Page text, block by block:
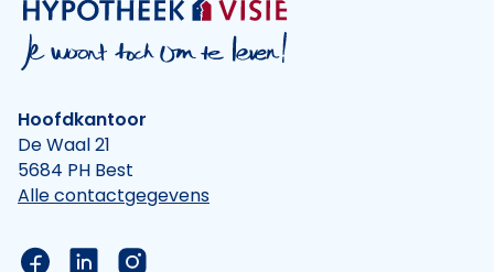
Hoofdkantoor
De Waal 21
5684 PH Best
Alle contactgegevens
Link naar de Facebook pagina van Hypotheek
Link naar de LinkedIn pagina van
Link naar de Instagram pagina van